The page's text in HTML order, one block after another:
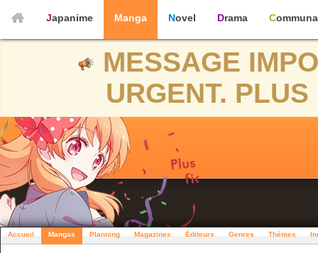
Japanime Manga Novel Drama
MESSAGE
URGENT.
Accueil Mangas Planning Magazines Éditeurs Genres Thèmes